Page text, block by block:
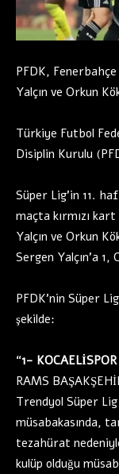
PFDK,
Yalçın ve Orkun
Türkiye Futbol
Disiplin Kurulu
Süper Lig’in 11.
maçta kırmızı
Yalçın ve Orkun
Sergen Yalçın’a 1,
PFDK’nin Süper
şekilde:
“1- KOCAELİSPOR
RAMS
Trendyol Süper
müsabakasında,
tezahürat
kulüp olduğu